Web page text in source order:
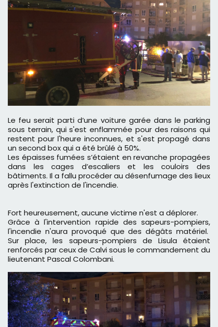
Le feu serait parti d’une voiture garée dans le parking
sous terrain, qui s'est enflammée pour des raisons qui
restent pour l'heure inconnues, et s'est propagé dans
un second box qui a été brûlé à 50%.
Les épaisses fumées s’étaient en revanche propagées
dans les cages d’escaliers et les couloirs des
bâtiments. Il a fallu procéder au désenfumage des lieux
après l'extinction de l'incendie.
Fort heureusement, aucune victime n'est a déplorer.
Grâce à l'intervention rapide des sapeurs-pompiers,
l'incendie n'aura provoqué que des dégâts matériel.
Sur place, les sapeurs-pompiers de Lisula étaient
renforcés par ceux de Calvi sous le commandement du
lieutenant Pascal Colombani.